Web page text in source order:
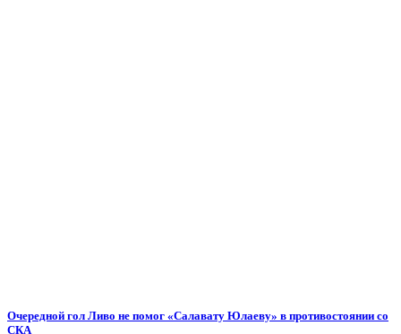
Очередной гол Ливо не помог «Салавату Юлаеву» в противостоянии со
СКА